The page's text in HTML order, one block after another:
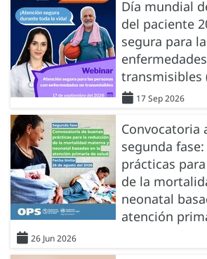
Día mundial
del paciente
segura para
transmisibles
17 Sep 2026
Convocatoria
segunda
prácticas
de la
neonatal
atención
26 Jun 2026